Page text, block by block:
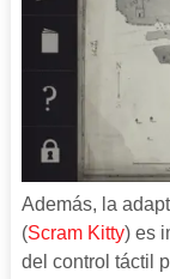
Además, la
(Scram Kitty) es
del control táctil